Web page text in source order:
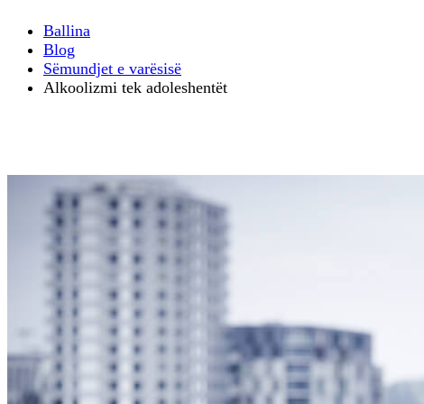
Ballina
Blog
Sëmundjet e varësisë
Alkoolizmi tek adoleshentët